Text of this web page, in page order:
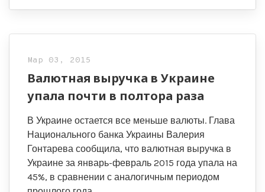
Мар 03, 2015
Валютная выручка в Украине
упала почти в полтора раза
В Украине остается все меньше валюты. Глава
Национального банка Украины Валерия
Гонтарева сообщила, что валютная выручка в
Украине за январь-февраль 2015 года упала на
45%, в сравнении с аналогичным периодом